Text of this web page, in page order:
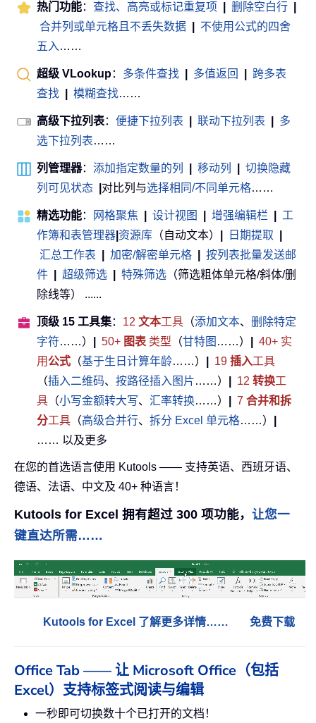
热门功能： 查找、高亮或标记重复项 删除空白行
合并列或单元格且不丢失数据
不使用公式的四舍
五入 ……
超级 VLookup： 多条件查找 多值返回
跨多表
查找
模糊查找……
高级下拉列表： 便捷下拉列表 联动下拉列表
多
选下拉列表……
列管理器： 添加指定数量的列 移动列
切换隐藏
列可见状态
对比列与选择相同/不同单元格……
精选功能： 网格聚焦 设计视图 增强编辑栏
工
作簿和表管理器 资源库 （自动文本） 日期提取
汇总工作表
加密/解密单元格
按列表批量发送邮
件
超级筛选 特殊筛选 （筛选粗体单元格/斜体/删
除线等） ......
顶级 15 工具集： 12 文本工具 （添加文本、 删除特定
字符……） 50+ 图表 类型 （甘特图 ……）
40+ 实
用公式 （基于生日计算年龄……） 19 插入工具
（插入二维码、 按路径插入图片……） 12 转换工
具 （小写金额转大写、 汇率转换……） 7 合并和拆
分工具 （高级合并行、 拆分 Excel 单元格……）
…… 以及更多
在您的首选语言使用 Kutools —— 支持英语、西班牙语、
德语、法语、中文及 40+ 种语言！
Kutools for Excel 拥有超过 300 项功能， 让您一
键直达所需……
Kutools for Excel 了解更多详情…… 免费下载
Office Tab —— 让 Microsoft Office（包括
Excel）支持标签式阅读与编辑
一秒即可切换数十个已打开的文档！